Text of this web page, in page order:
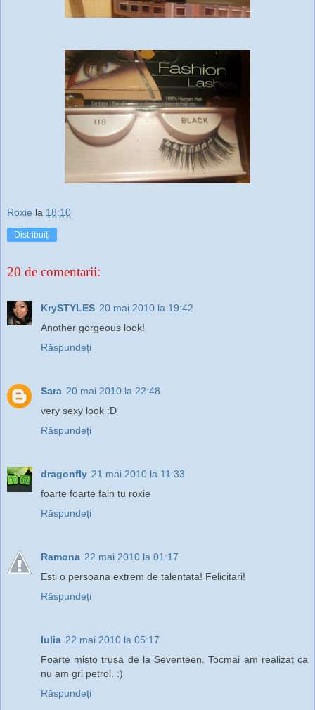
Roxie la 18:10
Distribuiți
20 de comentarii:
KrySTYLES 20 mai 2010 la 19:42
Another gorgeous look!
Răspundeți
Sara 20 mai 2010 la 22:48
very sexy look :D
Răspundeți
dragonfly 21 mai 2010 la 11:33
foarte foarte fain tu roxie
Răspundeți
Ramona 22 mai 2010 la 01:17
Esti o persoana extrem de talentata! Felicitari!
Răspundeți
Iulia 22 mai 2010 la 05:17
Foarte misto trusa de la Seventeen. Tocmai am realizat ca
nu am gri petrol. :)
Răspundeți